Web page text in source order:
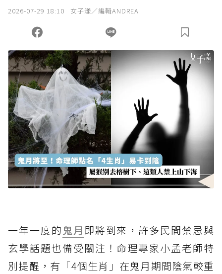
2026-07-29 18:10 女子漾／編輯ANDREA
一年一度的 鬼月 即將到來，許多民間禁忌與
玄學話題也備受關注！命理專家小孟老師特
別提醒，有「4個生肖」在鬼月期間陰氣較重